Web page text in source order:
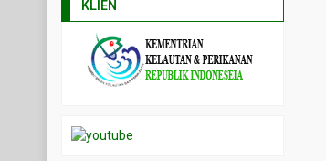
KLIEN